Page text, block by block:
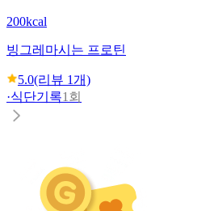
200kcal
빙그레 마시는 프로틴
5.0(리뷰 1개)
·식단기록1회